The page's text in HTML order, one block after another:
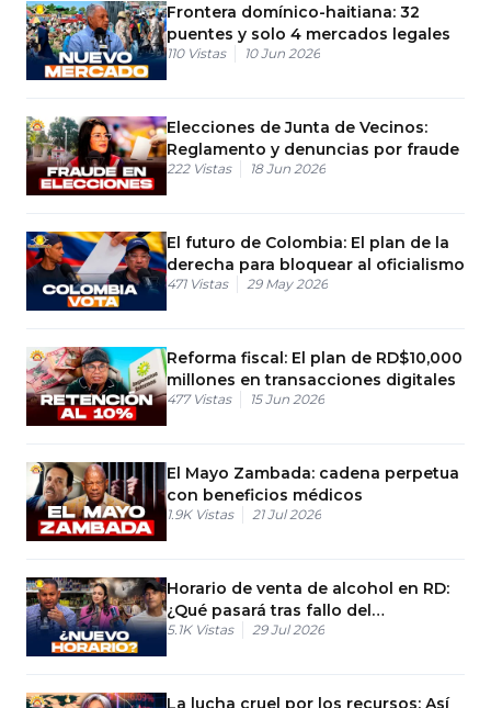
Frontera domínico-haitiana: 32
puentes y solo 4 mercados legales
110 Vistas 10 Jun 2026
Elecciones de Junta de Vecinos:
Reglamento y denuncias por fraude
222 Vistas 18 Jun 2026
El futuro de Colombia: El plan de la
derecha para bloquear al oficialismo
471 Vistas 29 May 2026
Reforma fiscal: El plan de RD$10,000
millones en transacciones digitales
477 Vistas 15 Jun 2026
El Mayo Zambada: cadena perpetua
con beneficios médicos
1.9K Vistas 21 Jul 2026
Horario de venta de alcohol en RD:
¿Qué pasará tras fallo del
Constitucional?
5.1K Vistas 29 Jul 2026
La lucha cruel por los recursos: Así